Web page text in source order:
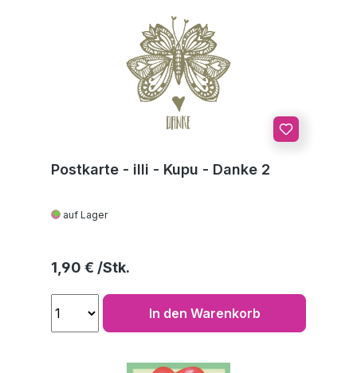
Postkarte - illi - Kupu - Danke 2
auf Lager
Regulärer Preis:
1,90 €
In den Warenkorb